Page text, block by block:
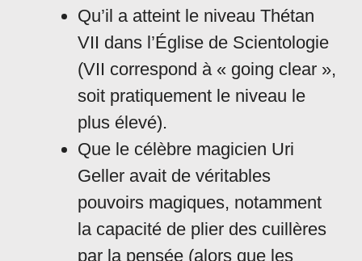
Qu’il a atteint le niveau Thétan
VII dans l’Église de Scientologie
(VII correspond à « going clear »,
soit pratiquement le niveau le
plus élevé).
Que le célèbre magicien Uri
Geller avait de véritables
pouvoirs magiques, notamment
la capacité de plier des cuillères
par la pensée (alors que les